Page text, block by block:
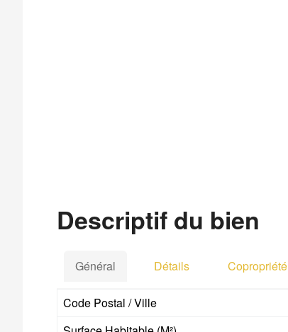
Descriptif du bien
Général Détails Copropriété
Code Postal / Ville